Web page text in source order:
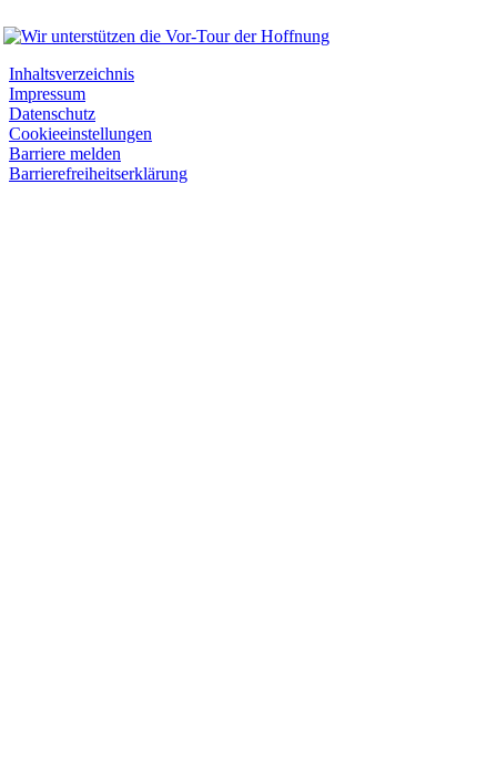
Inhaltsverzeichnis
Impressum
Datenschutz
Cookieeinstellungen
Barriere melden
Barrierefreiheitserklärung